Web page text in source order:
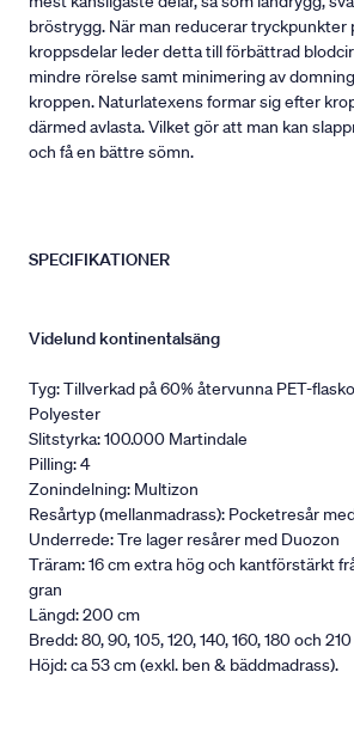
bröstrygg. När man reducerar tryckpunkter
kroppsdelar leder detta till förbättrad
mindre rörelse samt minimering av
kroppen. Naturlatexens formar sig efter
därmed avlasta. Vilket gör att man kan
och få en bättre sömn.
SPECIFIKATIONER
Videlund kontinentalsäng
Tyg: Tillverkad på 60% återvunna PET-
Polyester
Slitstyrka: 100.000 Martindale
Pilling: 4
Zonindelning: Multizon
Resårtyp (mellanmadrass): Pocketresår
Underrede: Tre lager resårer med Duozon
Träram: 16 cm extra hög och kantförstärkt
gran
Längd: 200 cm
Bredd: 80, 90, 105, 120, 140, 160, 180 och
Höjd: ca 53 cm (exkl. ben & bäddmadrass).